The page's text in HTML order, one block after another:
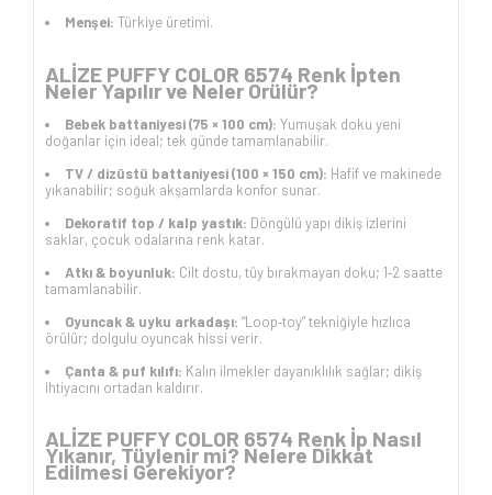
Menşei: Türkiye üretimi.
ALİZE PUFFY COLOR 6574 Renk İpten
Neler Yapılır ve Neler Örülür?
Bebek battaniyesi (75 × 100 cm): Yumuşak doku yeni
doğanlar için ideal; tek günde tamamlanabilir.
TV / dizüstü battaniyesi (100 × 150 cm): Hafif ve makinede
yıkanabilir; soğuk akşamlarda konfor sunar.
Dekoratif top / kalp yastık: Döngülü yapı dikiş izlerini
saklar, çocuk odalarına renk katar.
Atkı & boyunluk: Cilt dostu, tüy bırakmayan doku; 1‑2 saatte
tamamlanabilir.
Oyuncak & uyku arkadaşı: “Loop‑toy” tekniğiyle hızlıca
örülür; dolgulu oyuncak hissi verir.
Çanta & puf kılıfı: Kalın ilmekler dayanıklılık sağlar; dikiş
ihtiyacını ortadan kaldırır.
ALİZE PUFFY COLOR 6574 Renk İp Nasıl
Yıkanır, Tüylenir mi? Nelere Dikkat
Edilmesi Gerekiyor?